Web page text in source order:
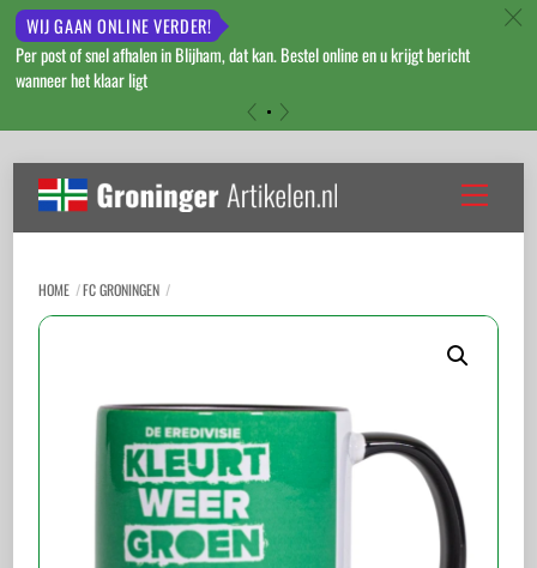
WIJ GAAN ONLINE VERDER!
Per post of snel afhalen in Blijham, dat kan. Bestel online en u krijgt bericht
wanneer het klaar ligt
c
content
Menu
HOME FC GRONINGEN